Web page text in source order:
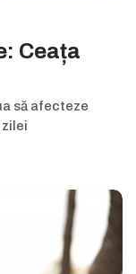
Ceața
să afecteze